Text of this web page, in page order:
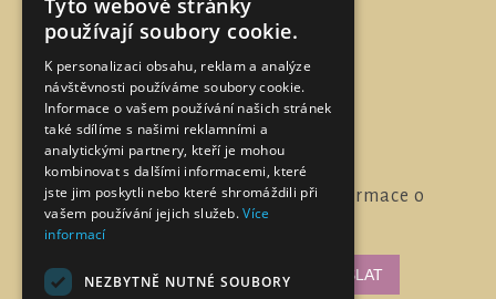
Najdete nás na
Chcete pravidelně dostávat informace o
novinkách a akcích?
Tyto webové stránky
používají soubory cookie.
K personalizaci obsahu, reklam a analýze
návštěvnosti používáme soubory cookie.
Informace o vašem používání našich stránek
také sdílíme s našimi reklamními a
analytickými partnery, kteří je mohou
kombinovat s dalšími informacemi, které
jste jim poskytli nebo které shromáždili při
vašem používání jejich služeb.Více
informací
NEZBYTNĚ NUTNÉ SOUBORY